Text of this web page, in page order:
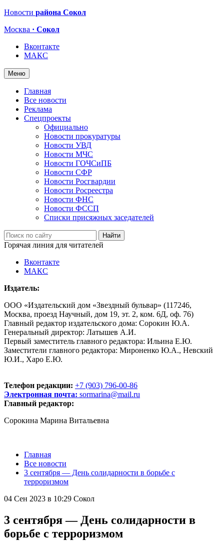
Новости района Сокол
Москва · Сокол
Вконтакте
МАКС
Меню
Главная
Все новости
Реклама
Спецпроекты
Официально
Новости прокуратуры
Новости УВД
Новости МЧС
Новости ГОЧСиПБ
Новости СФР
Новости Росгвардии
Новости Росреестра
Новости ФНС
Новости ФССП
Списки присяжных заседателей
Горячая линия для читателей
Вконтакте
МАКС
Издатель:
ООО «Издательский дом «Звездный бульвар» (117246,
Москва, проезд Научный, дом 19, эт. 2, ком. 6Д, оф. 76)
Главный редактор издательского дома: Сорокин Ю.А.
Генеральный директор: Латышев А.И.
Первый заместитель главного редактора: Ильина Е.Ю.
Заместители главного редактора: Мироненко Ю.А., Невский
Ю.И., Харо Е.Ю.
Телефон редакции: +7 (903) 796-00-86
Электронная почта: sormarina@mail.ru
Главный редактор:
Сорокина Марина Витальевна
Главная
Все новости
3 сентября — День солидарности в борьбе с
терроризмом
04 Сен 2023 в 10:29 Сокол
3 сентября — День солидарности в
борьбе с терроризмом